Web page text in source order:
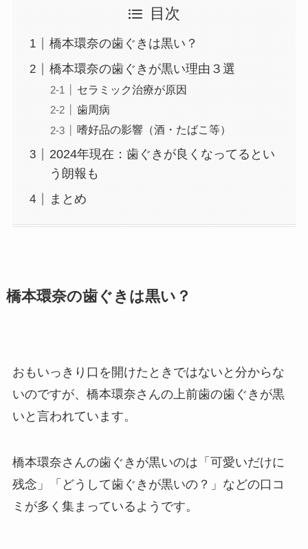
目次
橋本環奈の歯ぐきは黒い？
橋本環奈の歯ぐきが黒い理由３選
セラミック治療が原因
歯周病
嗜好品の影響（酒・たばこ等）
2024年現在：歯ぐきが良くなってるとい
う朗報も
まとめ
橋本環奈の歯ぐきは黒い？
おもいっきり口を開けたときではないと分からな
いのですが、橋本環奈さんの上前歯の歯ぐきが黒
いと言われています。
橋本環奈さんの歯ぐきが黒いのは「可愛いだけに
残念」「どうして歯ぐきが黒いの？」などの口コ
ミが多く集まっているようです。